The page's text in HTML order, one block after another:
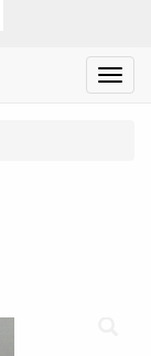
Menu